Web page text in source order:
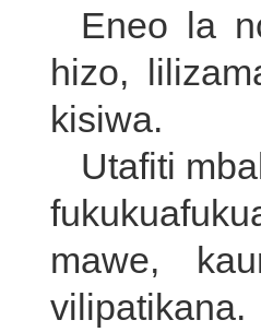
Eneo la
hizo,
kisiwa.
Utafiti
mawe,
vilipatikana.